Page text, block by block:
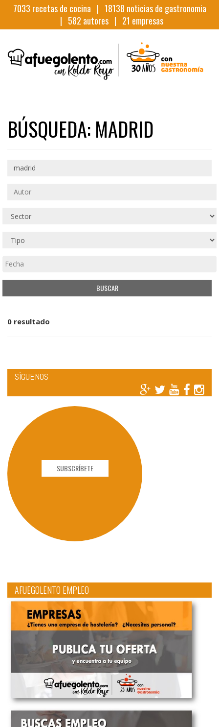
7033 recetas de cocina | 18138 noticias de gastronomia
| 582 autores | 21 empresas
BÚSQUEDA: MADRID
0 resultado
SÍGUENOS
SUBSCRÍBETE
AFUEGOLENTO EMPLEO